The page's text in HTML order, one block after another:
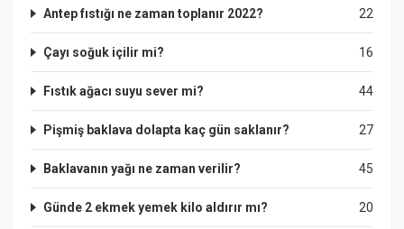
22
Antep fıstığı ne zaman toplanır 2022?
16
Çayı soğuk içilir mi?
44
Fıstık ağacı suyu sever mi?
27
Pişmiş baklava dolapta kaç gün saklanır?
45
Baklavanın yağı ne zaman verilir?
20
Günde 2 ekmek yemek kilo aldırır mı?